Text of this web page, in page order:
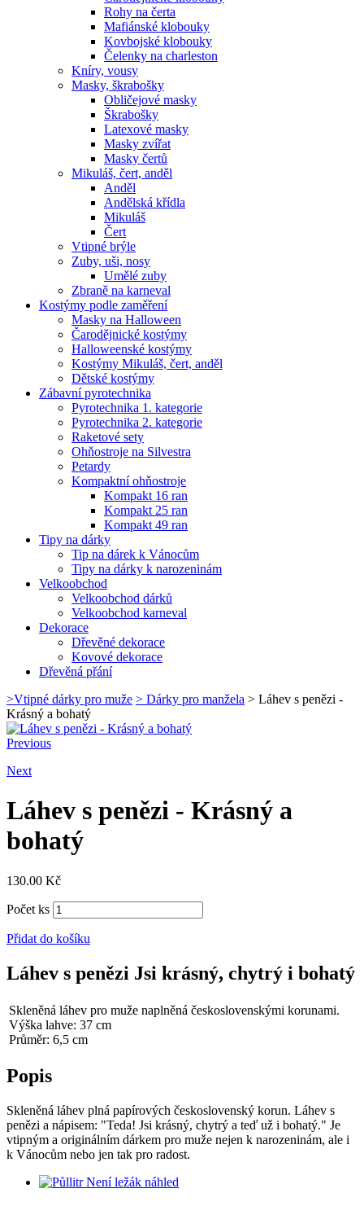
Rohy na čerta
Mafiánské klobouky
Kovbojské klobouky
Čelenky na charleston
Kníry, vousy
Masky, škrabošky
Obličejové masky
Škrabošky
Latexové masky
Masky zvířat
Masky čertů
Mikuláš, čert, anděl
Anděl
Andělská křídla
Mikuláš
Čert
Vtipné brýle
Zuby, uši, nosy
Umělé zuby
Zbraně na karneval
Kostýmy podle zaměření
Masky na Halloween
Čarodějnické kostýmy
Halloweenské kostýmy
Kostýmy Mikuláš, čert, anděl
Dětské kostýmy
Zábavní pyrotechnika
Pyrotechnika 1. kategorie
Pyrotechnika 2. kategorie
Raketové sety
Ohňostroje na Silvestra
Petardy
Kompaktní ohňostroje
Kompakt 16 ran
Kompakt 25 ran
Kompakt 49 ran
Tipy na dárky
Tip na dárek k Vánocům
Tipy na dárky k narozeninám
Velkoobchod
Velkoobchod dárků
Velkoobchod karneval
Dekorace
Dřevěné dekorace
Kovové dekorace
Dřevěná přání
>Vtipné dárky pro muže > Dárky pro manžela > Láhev s penězi -
Krásný a bohatý
Previous
Next
Láhev s penězi - Krásný a
bohatý
130.00 Kč
Počet ks
Přidat do košíku
Láhev s penězi Jsi krásný, chytrý i bohatý
Skleněná láhev pro muže naplněná československými korunami.
Výška lahve: 37 cm
Průměr: 6,5 cm
Popis
Skleněná láhev plná papírových československý korun. Láhev s
penězi a nápisem: "Teda! Jsi krásný, chytrý a teď už i bohatý." Je
vtipným a originálním dárkem pro muže nejen k narozeninám, ale i
k Vánocům nebo jen tak pro radost.
náhled